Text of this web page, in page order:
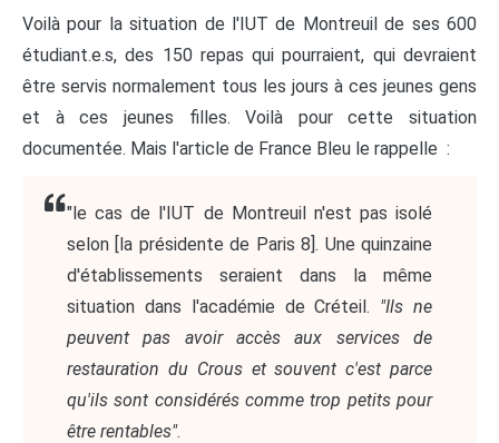
Voilà pour la situation de l'IUT de Montreuil de ses 600
étudiant.e.s, des 150 repas qui pourraient, qui devraient
être servis normalement tous les jours à ces jeunes gens
et à ces jeunes filles. Voilà pour cette situation
documentée. Mais l'article de France Bleu le rappelle :
"le cas de l'IUT de Montreuil n'est pas isolé
selon [la présidente de Paris 8]. Une quinzaine
d'établissements seraient dans la même
situation dans l'académie de Créteil. "Ils ne
peuvent pas avoir accès aux services de
restauration du Crous et souvent c'est parce
qu'ils sont considérés comme trop petits pour
être rentables".